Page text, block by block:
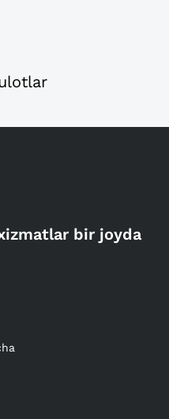
bir joyda